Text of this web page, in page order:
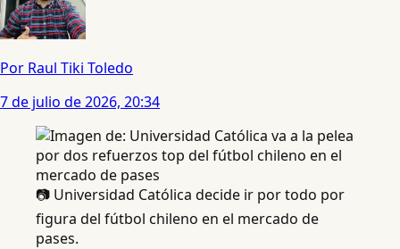
Por Raul Tiki Toledo
7 de julio de 2026, 20:34
📷 Universidad Católica decide ir por todo por
figura del fútbol chileno en el mercado de
pases.